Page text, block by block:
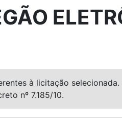
à licitação
nº 7.185/10.